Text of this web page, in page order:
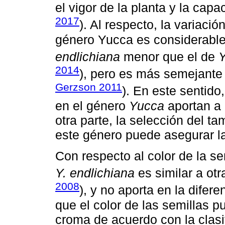
el vigor de la planta y la
2017). Al respecto, la
género Yucca es
endlichiana menor que el de
2014), pero es más
Gerzson 2011). En este
en el género Yucca aportan
otra parte, la selección del
este género puede asegurar
Con respecto al color de la
Y. endlichiana es similar a
2008), y no aporta en la
que el color de las semillas
croma de acuerdo con la